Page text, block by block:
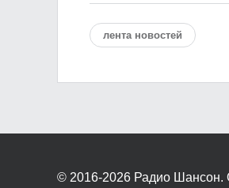
лента новостей
© 2016-2026 Радио Шансон.